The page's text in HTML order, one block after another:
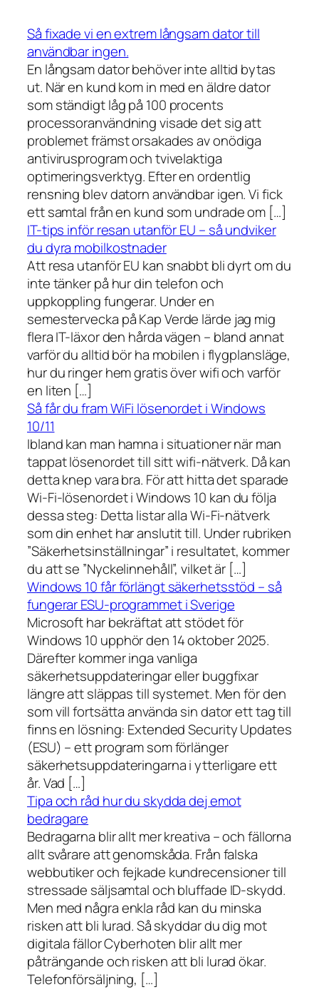
Så fixade vi en extrem långsam dator till
användbar ingen.
En långsam dator behöver inte alltid bytas
ut. När en kund kom in med en äldre dator
som ständigt låg på 100 procents
processoranvändning visade det sig att
problemet främst orsakades av onödiga
antivirusprogram och tvivelaktiga
optimeringsverktyg. Efter en ordentlig
rensning blev datorn användbar igen. Vi fick
ett samtal från en kund som undrade om […]
IT-tips inför resan utanför EU – så undviker
du dyra mobilkostnader
Att resa utanför EU kan snabbt bli dyrt om du
inte tänker på hur din telefon och
uppkoppling fungerar. Under en
semestervecka på Kap Verde lärde jag mig
flera IT-läxor den hårda vägen – bland annat
varför du alltid bör ha mobilen i flygplansläge,
hur du ringer hem gratis över wifi och varför
en liten […]
Så får du fram WiFi lösenordet i Windows
10/11
Ibland kan man hamna i situationer när man
tappat lösenordet till sitt wifi-nätverk. Då kan
detta knep vara bra. För att hitta det sparade
Wi-Fi-lösenordet i Windows 10 kan du följa
dessa steg: Detta listar alla Wi-Fi-nätverk
som din enhet har anslutit till. Under rubriken
”Säkerhetsinställningar” i resultatet, kommer
du att se ”Nyckelinnehåll”, vilket är […]
Windows 10 får förlängt säkerhetsstöd – så
fungerar ESU-programmet i Sverige
Microsoft har bekräftat att stödet för
Windows 10 upphör den 14 oktober 2025.
Därefter kommer inga vanliga
säkerhetsuppdateringar eller buggfixar
längre att släppas till systemet. Men för den
som vill fortsätta använda sin dator ett tag till
finns en lösning: Extended Security Updates
(ESU) – ett program som förlänger
säkerhetsuppdateringarna i ytterligare ett
år. Vad […]
Tipa och råd hur du skydda dej emot
bedragare
Bedragarna blir allt mer kreativa – och fällorna
allt svårare att genomskåda. Från falska
webbutiker och fejkade kundrecensioner till
stressade säljsamtal och bluffade ID-skydd.
Men med några enkla råd kan du minska
risken att bli lurad. Så skyddar du dig mot
digitala fällor Cyberhoten blir allt mer
påträngande och risken att bli lurad ökar.
Telefonförsäljning, […]